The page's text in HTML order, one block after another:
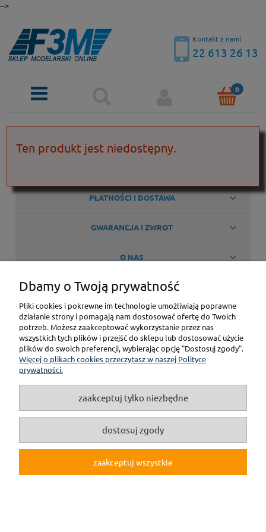
-->
Kontakt z nami
22 613 26 13
Ten produkt jest niedostępny.
PŁATNOŚCI I DOSTAWA
GWARANCJA I ZWROT
O NAS
pokaż pełną wersję strony
(c)2019 Internetowy Sklep Modelarski online F3M.pl
Sklep internetowy Shoper.pl
Dbamy o Twoją prywatność
Pliki cookies i pokrewne im technologie umożliwiają poprawne
działanie strony i pomagają nam dostosować ofertę do Twoich
potrzeb. Możesz zaakceptować wykorzystanie przez nas
wszystkich tych plików i przejść do sklepu lub dostosować użycie
plików do swoich preferencji, wybierając opcję "Dostosuj zgody".
Więcej o plikach cookies przeczytasz w naszej Polityce
prywatności.
zaakceptuj tylko niezbędne
dostosuj zgody
zaakceptuj wszystkie